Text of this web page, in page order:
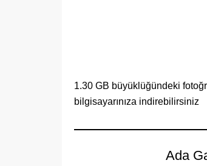
1.30 GB büyüklüğündeki
bilgisayarınıza indirebilirsiniz
Ada